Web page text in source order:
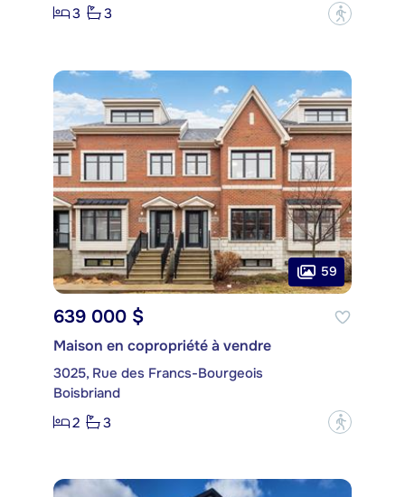
3
3 ?
59
639 000 $
Maison en copropriété à vendre
3025, Rue des Francs-Bourgeois
Boisbriand
2
3 ?